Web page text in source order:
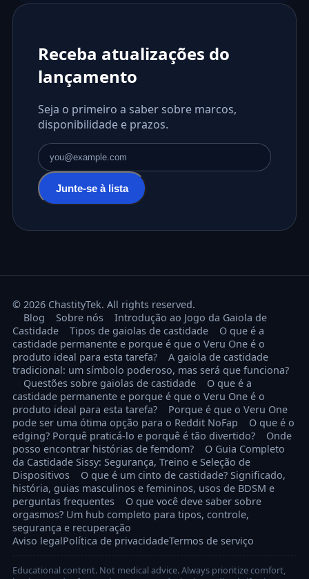
Receba atualizações do
lançamento
Seja o primeiro a saber sobre marcos,
disponibilidade e prazos.
Endereço de email
Junte-se à lista
© 2026 ChastityTek. All rights reserved.
Blog
Sobre nós
Introdução ao Jogo da Gaiola de
Castidade
Tipos de gaiolas de castidade
O que é a
castidade permanente e porque é que o Veru One é o
produto ideal para esta tarefa?
A gaiola de castidade
tradicional: um símbolo poderoso, mas será que funciona?
Questões sobre gaiolas de castidade
O que é a
castidade permanente e porque é que o Veru One é o
produto ideal para esta tarefa?
Porque é que o Veru One
pode ser uma ótima opção para o Reddit NoFap
O que é o
edging? Porquê praticá-lo e porquê é tão divertido?
Onde
posso encontrar histórias de femdom?
O Guia Completo
da Castidade Sissy: Segurança, Treino e Seleção de
Dispositivos
O que é um cinto de castidade? Significado,
história, guias masculinos e femininos, usos de BDSM e
perguntas frequentes
O que você deve saber sobre
orgasmos? Um hub completo para tipos, controle,
segurança e recuperação
Aviso legalPolítica de privacidadeTermos de serviço
Educational content. Not medical advice. Always prioritize comfort,